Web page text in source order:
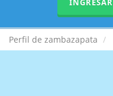
INGRESAR
Perfil de zambazapata